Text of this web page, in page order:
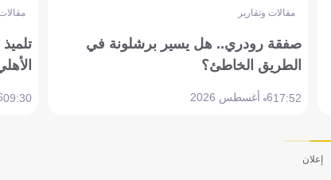
مقالات وتقارير
صفقة رودري.. هل يسير برشلونة في
الطريق الخاطئ؟
17:526 أغسطس 2026 09:30
6
إعلان